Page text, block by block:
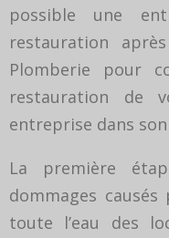
possible une
restauration
Plomberie pour
restauration de
entreprise dans
La première
dommages
toute l’eau des